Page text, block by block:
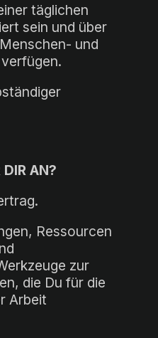
täglichen
sein und über
und
AN?
Ressourcen
zur
die Du für die
Arbeit